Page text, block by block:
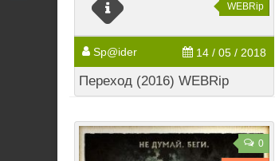
WEBRip
Sp@ider 14 / 05 / 2018
Переход (2016) WEBRip
0